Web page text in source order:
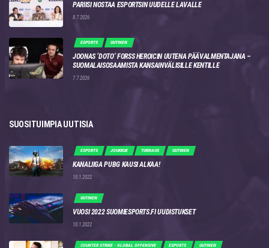
PARIISI NOSTAA ESPORTSIN UUDELLE LAVALLE
8.7.2026
ESPORTS UUTINEN
JOONAS ‘DOTO’ FORSS HEROICIN UUTENA PÄÄVALMENTAJANA –
SUOMALAISOSAAMISTA KANSAINVÄLISILLE KENTILLE
7.7.2026
SUOSITUIMPIA UUTISIA
ESPORTS JOUKKUE TURNAUS UUTINEN
KANALIIGA PUBG KAUSI ALKAA!
10.1.2022
UUTINEN
VUOSI 2022 SUOMIESPORTS.FI UUDISTUKSET
10.1.2022
COUNTER STRIKE - GLOBAL OFFENSIVE ESPORTS UUTINEN